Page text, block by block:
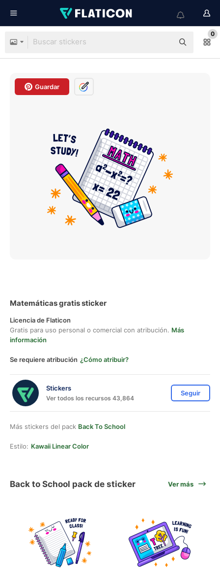
0
Guardar
Matemáticas gratis sticker
Licencia de Flaticon
Gratis para uso personal o comercial con atribución. Más
información
Se requiere atribución ¿Cómo atribuir?
Stickers
Ver todos los recursos 43,864
Seguir
Más stickers del pack Back To School
Estilo: Kawaii Linear Color
Back to School pack de sticker Ver más